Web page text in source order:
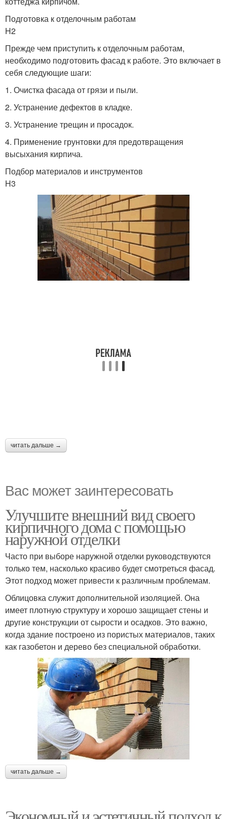
Подготовка к отделочным работам
H2
Прежде чем приступить к отделочным работам,
необходимо подготовить фасад к работе. Это включает в
себя следующие шаги:
1. Очистка фасада от грязи и пыли.
2. Устранение дефектов в кладке.
3. Устранение трещин и просадок.
4. Применение грунтовки для предотвращения
высыхания кирпича.
Подбор материалов и инструментов
H3
читать дальше →
Вас может заинтересовать
Улучшите внешний вид своего
кирпичного дома с помощью
наружной отделки
Часто при выборе наружной отделки руководствуются
только тем, насколько красиво будет смотреться фасад.
Этот подход может привести к различным проблемам.
Облицовка служит дополнительной изоляцией. Она
имеет плотную структуру и хорошо защищает стены и
другие конструкции от сырости и осадков. Это важно,
когда здание построено из пористых материалов, таких
как газобетон и дерево без специальной обработки.
читать дальше →